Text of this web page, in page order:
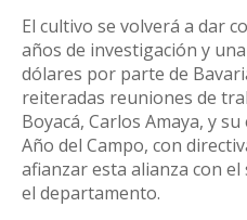
El cultivo se volverá a dar
años de investigación y
dólares por parte de
reiteradas reuniones de
Boyacá, Carlos Amaya, y
Año del Campo, con
afianzar esta alianza con
el departamento.